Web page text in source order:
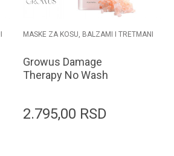
MASKE ZA KOSU, BALZAMI I TRETMANI
Growus Damage
Therapy No Wash
2.795,00 RSD